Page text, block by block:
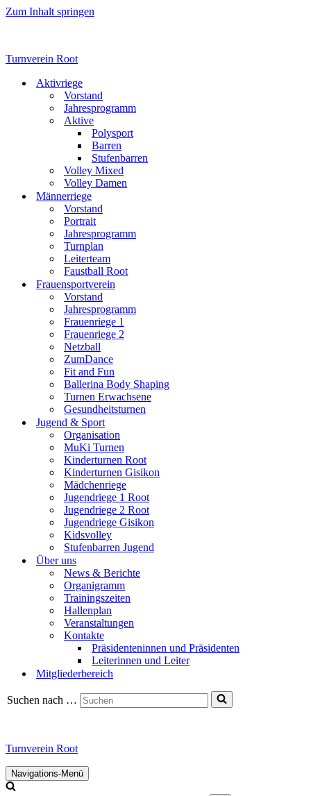
Zum Inhalt springen
Turnverein Root
Aktivriege
Vorstand
Jahresprogramm
Aktive
Polysport
Barren
Stufenbarren
Volley Mixed
Volley Damen
Männerriege
Vorstand
Portrait
Jahresprogramm
Turnplan
Leiterteam
Faustball Root
Frauensportverein
Vorstand
Jahresprogramm
Frauenriege 1
Frauenriege 2
Netzball
ZumDance
Fit and Fun
Ballerina Body Shaping
Turnen Erwachsene
Gesundheitsturnen
Jugend & Sport
Organisation
MuKi Turnen
Kinderturnen Root
Kinderturnen Gisikon
Mädchenriege
Jugendriege 1 Root
Jugendriege 2 Root
Jugendriege Gisikon
Kidsvolley
Stufenbarren Jugend
Über uns
News & Berichte
Organigramm
Trainingszeiten
Hallenplan
Veranstaltungen
Kontakte
Präsidenteninnen und Präsidenten
Leiterinnen und Leiter
Mitgliederbereich
Suchen nach …
Turnverein Root
Navigations-Menü